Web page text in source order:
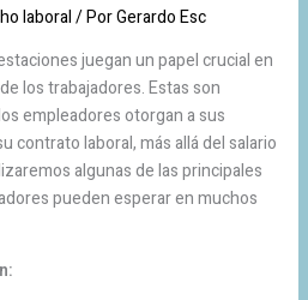
laboral/ PorGerardo Esc
juegan un papel crucial en
los trabajadores. Estas son
empleadores otorgan a sus
contrato laboral, más allá del salario
algunas de las principales
pueden esperar en muchos